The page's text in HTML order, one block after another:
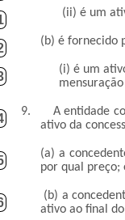
(ii) é um
(b) é fornecido
(i) é um
9.
A entidade
ativo da
(a) a
por qual preço;
(b) a
ativo ao final